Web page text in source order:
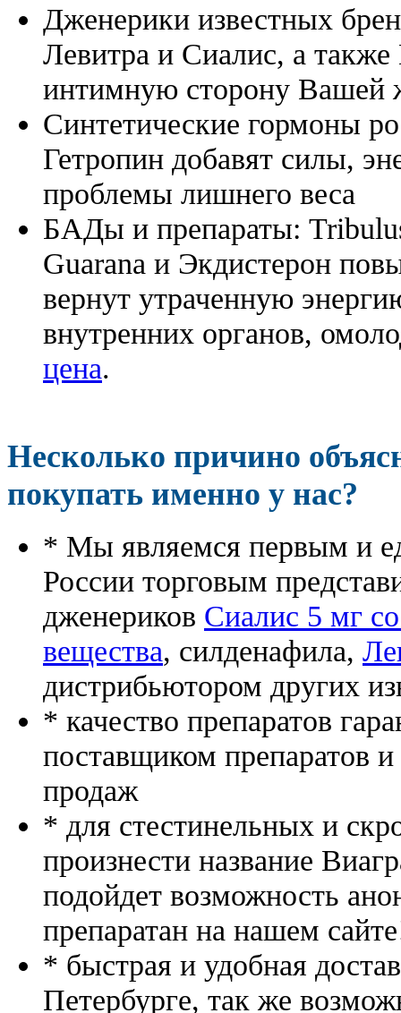
Дженерики известных
Левитра и Сиалис, а
интимную сторону Вашей
Синтетические гормоны
Гетропин добавят силы,
проблемы лишнего веса
БАДы и препараты:
Guarana и Экдистерон
вернут утраченную
внутренних органов,
цена.
Несколько причино
покупать именно у нас?
* Мы являемся первым и
России торговым
дженериков Сиалис 5 мг
вещества, силденафила,
дистрибьютором других
* качество препаратов
поставщиком препаратов
продаж
* для стестинельных и
произнести название
подойдет возможность
препаратан на нашем
* быстрая и удобная
Петербурге, так же